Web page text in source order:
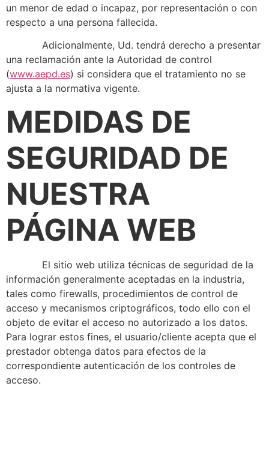
un menor de edad o incapaz, por representación o con
respecto a una persona fallecida.
Adicionalmente, Ud. tendrá derecho a presentar
una reclamación ante la Autoridad de control
(www.aepd.es) si considera que el tratamiento no se
ajusta a la normativa vigente.
MEDIDAS DE
SEGURIDAD DE
NUESTRA
PÁGINA WEB
El sitio web utiliza técnicas de seguridad de la
información generalmente aceptadas en la industria,
tales como firewalls, procedimientos de control de
acceso y mecanismos criptográficos, todo ello con el
objeto de evitar el acceso no autorizado a los datos.
Para lograr estos fines, el usuario/cliente acepta que el
prestador obtenga datos para efectos de la
correspondiente autenticación de los controles de
acceso.